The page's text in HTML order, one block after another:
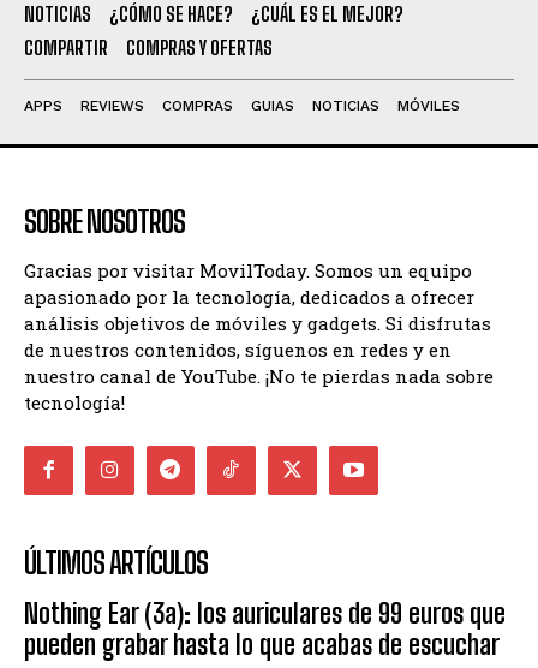
NOTICIAS ¿CÓMO SE HACE?
¿CUÁL ES EL MEJOR?
COMPARTIR
COMPRAS Y OFERTAS
APPS REVIEWS COMPRAS GUIAS NOTICIAS MÓVILES
SOBRE NOSOTROS
Gracias por visitar MovilToday. Somos un equipo
apasionado por la tecnología, dedicados a ofrecer
análisis objetivos de móviles y gadgets. Si disfrutas
de nuestros contenidos, síguenos en redes y en
nuestro canal de YouTube. ¡No te pierdas nada sobre
tecnología!
ÚLTIMOS ARTÍCULOS
Nothing Ear (3a): los auriculares de 99 euros que
pueden grabar hasta lo que acabas de escuchar